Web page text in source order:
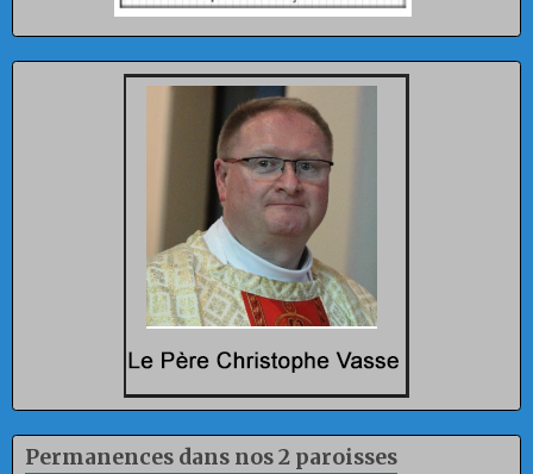
Permanences dans nos 2 paroisses